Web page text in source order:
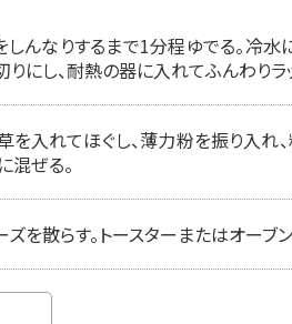
んなりするまで1分程ゆでる。冷
にし、耐熱の器に入れてふんわり
入れてほぐし、薄力粉を振り入れ
混ぜる。
を散らす。トースターまたはオー